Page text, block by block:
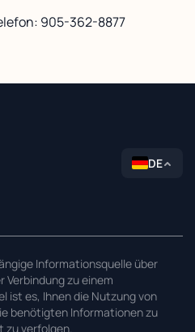
905-362-8877
DE
Informationsquelle über
zu einem
ist es, Ihnen die Nutzung von
benötigten Informationen zu
zu verfolgen.